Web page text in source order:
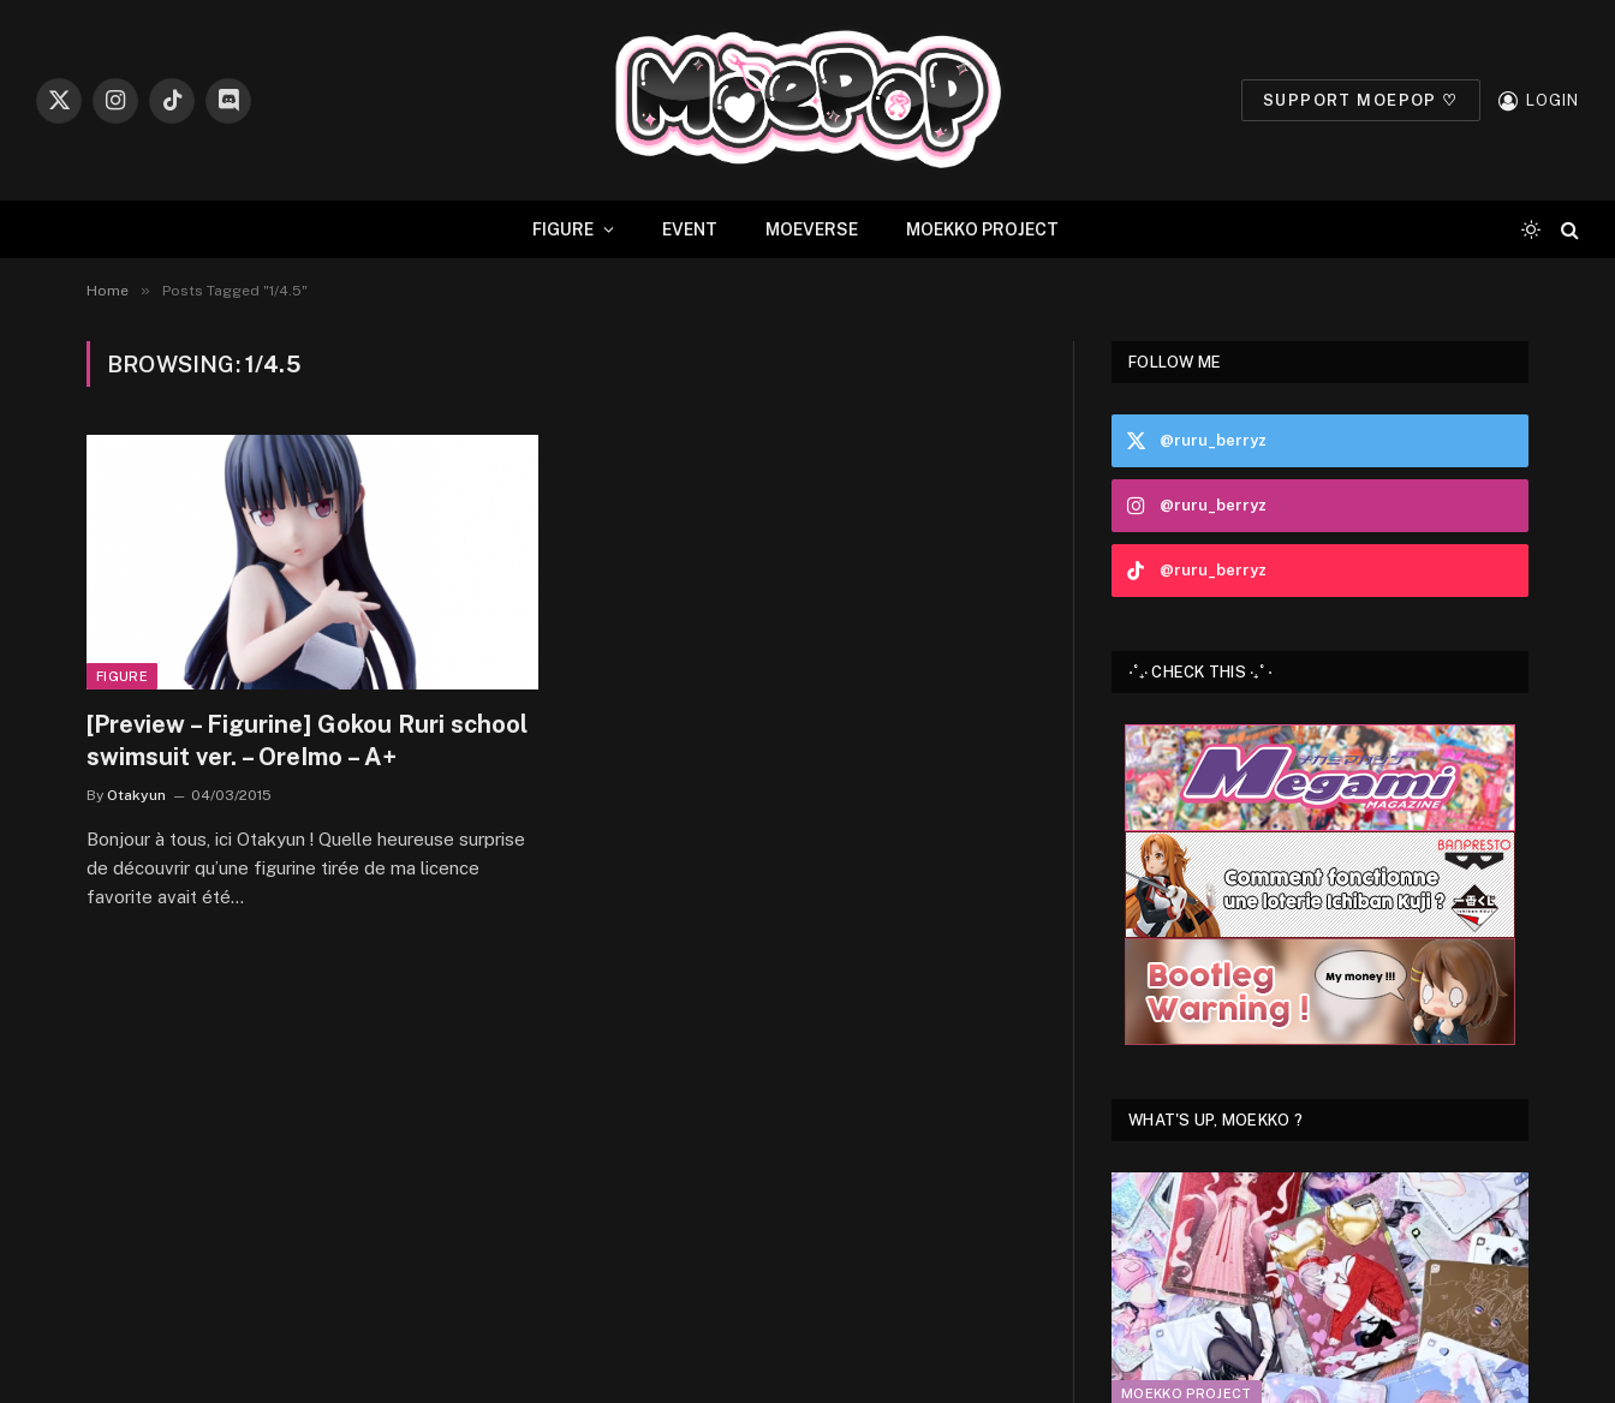
X
InstagramTikTokDiscord
SUPPORT MOEPOP ♡ LOGIN
FIGURE EVENT MOEVERSE MOEKKO PROJECT
Home » Posts Tagged "1/4.5"
BROWSING:1/4.5
FIGURE
[Preview – Figurine] Gokou Ruri school
swimsuit ver. – OreImo – A+
By Otakyun 04/03/2015
Bonjour à tous, ici Otakyun ! Quelle heureuse surprise
de découvrir qu’une figurine tirée de ma licence
favorite avait été…
FOLLOW ME
@ruru_berryz
@ruru_berryz
@ruru_berryz
⋅˚₊‧ CHECK THIS ‧₊˚ ⋅
WHAT'S UP, MOEKKO ?
MOEKKO PROJECT